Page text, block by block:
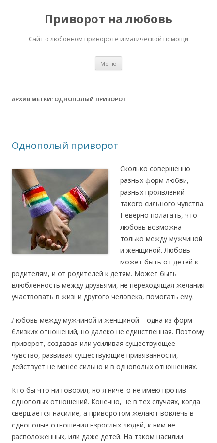
Приворот на любовь
Сайт о любовном привороте и магической помощи
Меню
АРХИВ МЕТКИ: ОДНОПОЛЫЙ ПРИВОРОТ
Однополый приворот
Сколько совершенно
разных форм любви,
разных проявлений
такого сильного чувства.
Неверно полагать, что
любовь возможна
только между мужчиной
и женщиной. Любовь
может быть от детей к
родителям, и от родителей к детям. Может быть
влюбленность между друзьями, не переходящая желания
участвовать в жизни другого человека, помогать ему.
Любовь между мужчиной и женщиной – одна из форм
близких отношений, но далеко не единственная. Поэтому
приворот, создавая или усиливая существующее
чувство, развивая существующие привязанности,
действует не менее сильно и в однополых отношениях.
Кто бы что ни говорил, но я ничего не имею против
однополых отношений. Конечно, не в тех случаях, когда
свершается насилие, а приворотом желают вовлечь в
однополые отношения взрослых людей, к ним не
расположенных, или даже детей. На таком насилии